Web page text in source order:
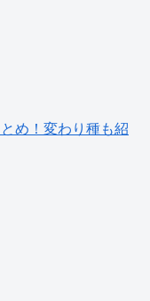
め！変わり種も紹